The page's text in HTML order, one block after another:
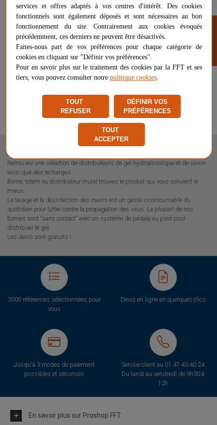
BORNE CURTIS KIDS -
DISTRIBUTEUR DE GEL
DÉSINFECTANT SANS ALCOOL
POUR ENFANTS
370,80 €
Affichage 1-3 de 3 article(s)
Distributeurs de savons et gels sur Proshop FFT !
Retrouvez une sélection de distributeurs de gel hydroalcoolique et de savon
ainsi que des recharges.
Borne, totem ou distributeur mural trouvez le produit qui vous convient le
mieux.
Le lavage et la désinfection des mains est un geste incontournable du
quotidien pour lutter contre la propagation des virus. La plupart de nos
bornes sont "sans contact" avec un système de pédale au pied pour
distribuer le gel.
Les devis sont gratuits !
3000 références sélectionnées pour
vous
Devis en ligne en quelques clics
Jusqu'à 3 modes de paiement
possibles et sécurisés
Service client au 01 47 43 40 24
Du lundi au vendredi de 9h30 à
12h
En savoir plus sur Proshop FFT
services et offres adaptés à vos centres d'intérêt. Des cookies
fonctionnels sont également déposés et sont nécessaires au bon
fonctionnement du site. Contrairement aux cookies évoqués
précédemment, ces derniers ne peuvent être désactivés.
Faites-nous part de vos préférences pour chaque catégorie de
cookies en cliquant sur "Définir vos préférences".
Pour en savoir plus sur le traitement des cookies par la FFT et ses
tiers, vous pouvez consulter notre politique cookies
TOUT
REFUSER
DÉFINIR VOS
PRÉFÉRENCES
TOUT
ACCEPTER